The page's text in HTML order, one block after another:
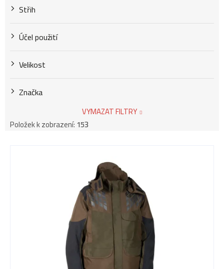
Střih
Účel použití
Velikost
Značka
VYMAZAT FILTRY
Položek k zobrazení:153